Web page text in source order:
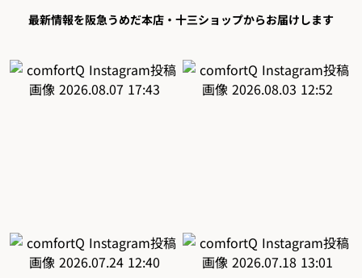
最新情報を阪急うめだ本店・十三ショップからお届けします